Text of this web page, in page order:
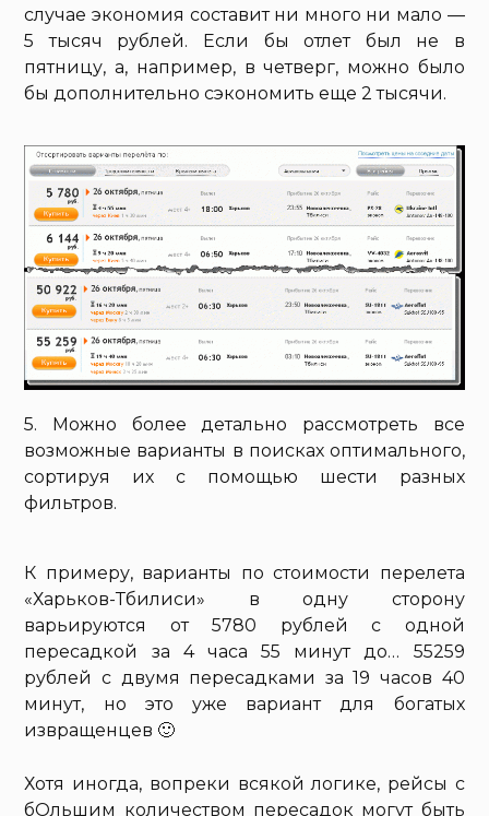
случае экономия составит ни много ни мало —
5 тысяч рублей. Если бы отлет был не в
пятницу, а, например, в четверг, можно было
бы дополнительно сэкономить еще 2 тысячи.
5. Можно более детально рассмотреть все
возможные варианты в поисках оптимального,
сортируя их с помощью шести разных
фильтров.
К примеру, варианты по стоимости перелета
«Харьков-Тбилиси» в одну сторону
варьируются от 5780 рублей с одной
пересадкой за 4 часа 55 минут до… 55259
рублей с двумя пересадками за 19 часов 40
минут, но это уже вариант для богатых
извращенцев 🙂
Хотя иногда, вопреки всякой логике, рейсы с
бОльшим количеством пересадок могут быть